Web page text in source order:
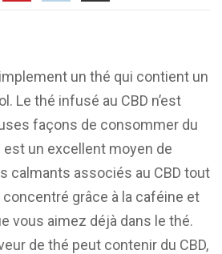
un thé qui contient un
Le thé infusé au CBD n’est
façons de consommer du
est un excellent moyen de
calmants associés au CBD tout
grâce à la caféine et
vous aimez déjà dans le thé.
de thé peut contenir du CBD,